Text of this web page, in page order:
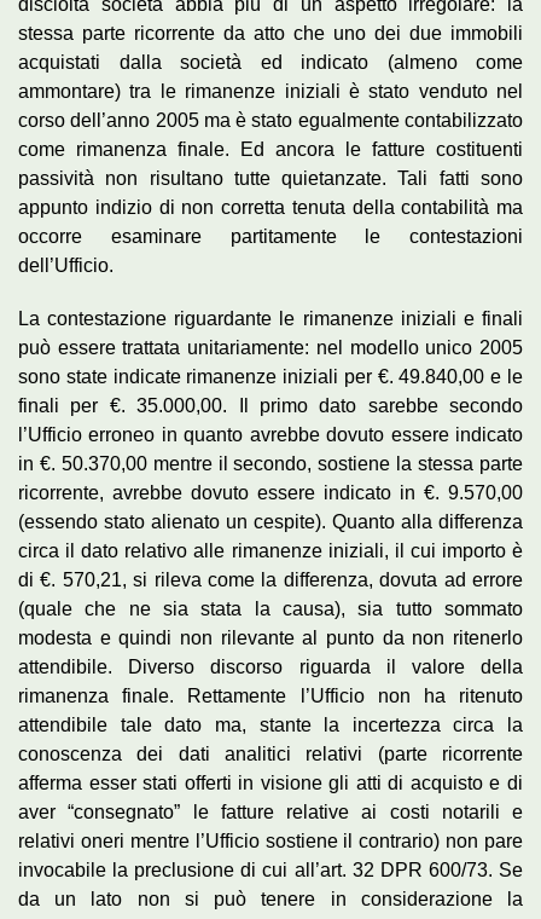
stessa parte ricorrente da atto che uno dei due immobili
acquistati dalla società ed indicato (almeno come
ammontare) tra le rimanenze iniziali è stato venduto nel
corso dell’anno 2005 ma è stato egualmente contabilizzato
come rimanenza finale. Ed ancora le fatture costituenti
passività non risultano tutte quietanzate. Tali fatti sono
appunto indizio di non corretta tenuta della contabilità ma
occorre esaminare partitamente le contestazioni
dell’Ufficio.
La contestazione riguardante le rimanenze iniziali e finali
può essere trattata unitariamente: nel modello unico 2005
sono state indicate rimanenze iniziali per €. 49.840,00 e le
finali per €. 35.000,00. Il primo dato sarebbe secondo
l’Ufficio erroneo in quanto avrebbe dovuto essere indicato
in €. 50.370,00 mentre il secondo, sostiene la stessa parte
ricorrente, avrebbe dovuto essere indicato in €. 9.570,00
(essendo stato alienato un cespite). Quanto alla differenza
circa il dato relativo alle rimanenze iniziali, il cui importo è
di €. 570,21, si rileva come la differenza, dovuta ad errore
(quale che ne sia stata la causa), sia tutto sommato
modesta e quindi non rilevante al punto da non ritenerlo
attendibile. Diverso discorso riguarda il valore della
rimanenza finale. Rettamente l’Ufficio non ha ritenuto
attendibile tale dato ma, stante la incertezza circa la
conoscenza dei dati analitici relativi (parte ricorrente
afferma esser stati offerti in visione gli atti di acquisto e di
aver “consegnato” le fatture relative ai costi notarili e
relativi oneri mentre l’Ufficio sostiene il contrario) non pare
invocabile la preclusione di cui all’art. 32 DPR 600/73. Se
da un lato non si può tenere in considerazione la